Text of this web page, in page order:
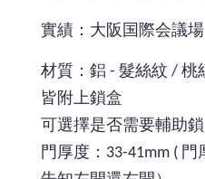
實績：大阪国際会議
材質：鋁 - 髮絲紋 / 桃
皆附上鎖盒
可選擇是否需要輔助鎖
門厚度：33-41mm (